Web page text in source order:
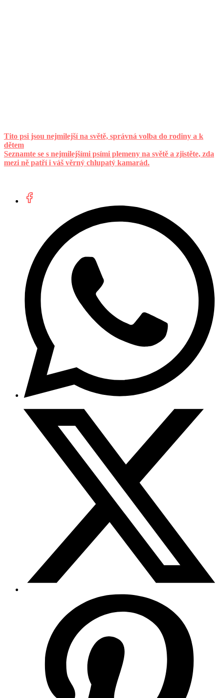
Tito psi jsou nejmilejší na světě, správná volba do rodiny a k
dětem
Seznamte se s nejmilejšími psími plemeny na světě a zjistěte, zda
mezi ně patří i váš věrný chlupatý kamarád.